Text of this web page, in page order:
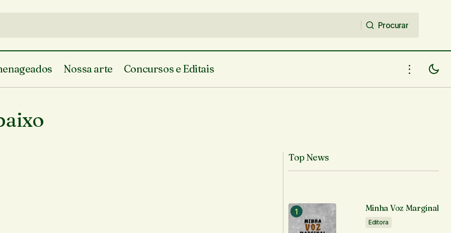
Procurar
Nossa arte Concursos e Editais
Top News
Minha Voz Marginal
Editora